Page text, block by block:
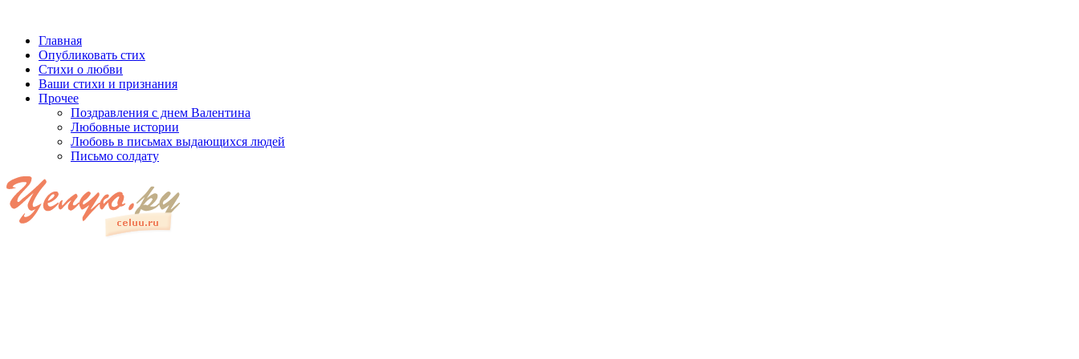
Главная
Опубликовать стих
Стихи о любви
Ваши стихи и признания
Прочее
Поздравления с днем Валентина
Любовные истории
Любовь в письмах выдающихся людей
Письмо солдату